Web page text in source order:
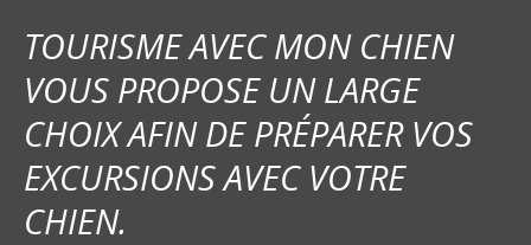
TOURISME AVEC MON CHIEN
VOUS PROPOSE UN LARGE
CHOIX AFIN DE PRÉPARER VOS
EXCURSIONS AVEC VOTRE
CHIEN.